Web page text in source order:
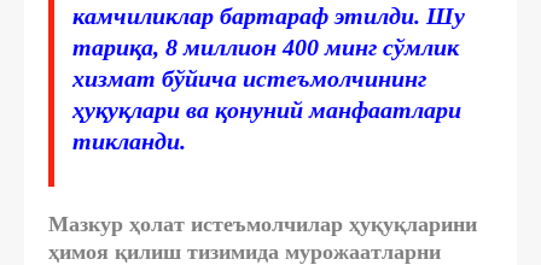
камчиликлар бартараф этилди. Шу
тариқа, 8 миллион 400 минг сўмлик
хизмат бўйича истеъмолчининг
ҳуқуқлари ва қонуний манфаатлари
тикланди.
Мазкур ҳолат истеъмолчилар ҳуқуқларини
ҳимоя қилиш тизимида мурожаатларни